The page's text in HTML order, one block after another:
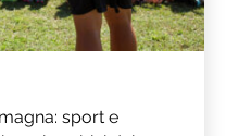
sport e